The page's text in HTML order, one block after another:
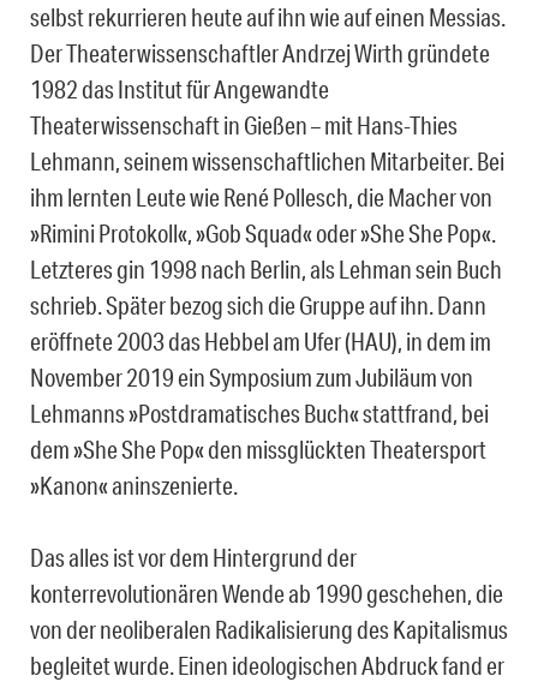
selbst rekurrieren heute auf ihn wie auf einen Messias.
Der Theaterwissenschaftler Andrzej Wirth gründete
1982 das Institut für Angewandte
Theaterwissenschaft in Gießen – mit Hans-Thies
Lehmann, seinem wissenschaftlichen Mitarbeiter. Bei
ihm lernten Leute wie René Pollesch, die Macher von
»Rimini Protokoll«, »Gob Squad« oder »She She Pop«.
Letzteres gin 1998 nach Berlin, als Lehman sein Buch
schrieb. Später bezog sich die Gruppe auf ihn. Dann
eröffnete 2003 das Hebbel am Ufer (HAU), in dem im
November 2019 ein Symposium zum Jubiläum von
Lehmanns »Postdramatisches Buch« stattfrand, bei
dem »She She Pop« den missglückten Theatersport
»Kanon« aninszenierte.
Das alles ist vor dem Hintergrund der
konterrevolutionären Wende ab 1990 geschehen, die
von der neoliberalen Radikalisierung des Kapitalismus
begleitet wurde. Einen ideologischen Abdruck fand er